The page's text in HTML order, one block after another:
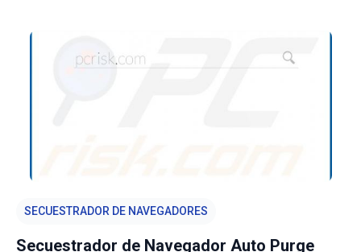
personas no vis
SECUESTRADOR DE NAVEGADORES
Secuestrador de Navegador Auto Purge